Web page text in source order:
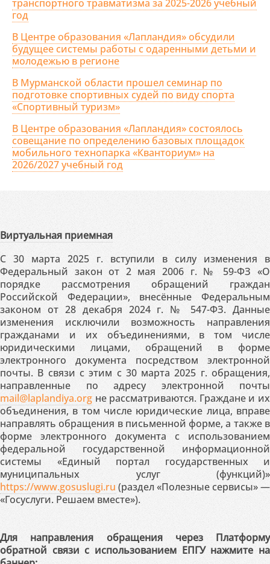
транспортного травматизма за 2025-2026 учебный
год
В Центре образования «Лапландия» обсудили
будущее системы работы с одаренными детьми и
молодежью в регионе
В Мурманской области прошел семинар по
подготовке спортивных судей по виду спорта
«Спортивный туризм»
В Центре образования «Лапландия» состоялось
совещание по определению базовых площадок
мобильного технопарка «Кванториум» на
2026/2027 учебный год
Виртуальная приемная
С 30 марта 2025 г. вступили в силу изменения в
Федеральный закон от 2 мая 2006 г. № 59-ФЗ «О
порядке рассмотрения обращений граждан
Российской Федерации», внесённые Федеральным
законом от 28 декабря 2024 г. № 547-ФЗ. Данные
изменения исключили возможность направления
гражданами и их объединениями, в том числе
юридическими лицами, обращений в форме
электронного документа посредством электронной
почты. В связи с этим с 30 марта 2025 г. обращения,
направленные по адресу электронной почты
mail@laplandiya.org не рассматриваются. Граждане и их
объединения, в том числе юридические лица, вправе
направлять обращения в письменной форме, а также в
форме электронного документа с использованием
федеральной государственной информационной
системы «Единый портал государственных и
муниципальных услуг (функций)»
https://www.gosuslugi.ru (раздел «Полезные сервисы» —
«Госуслуги. Решаем вместе»).
Для направления обращения через Платформу
обратной связи с использованием ЕПГУ нажмите на